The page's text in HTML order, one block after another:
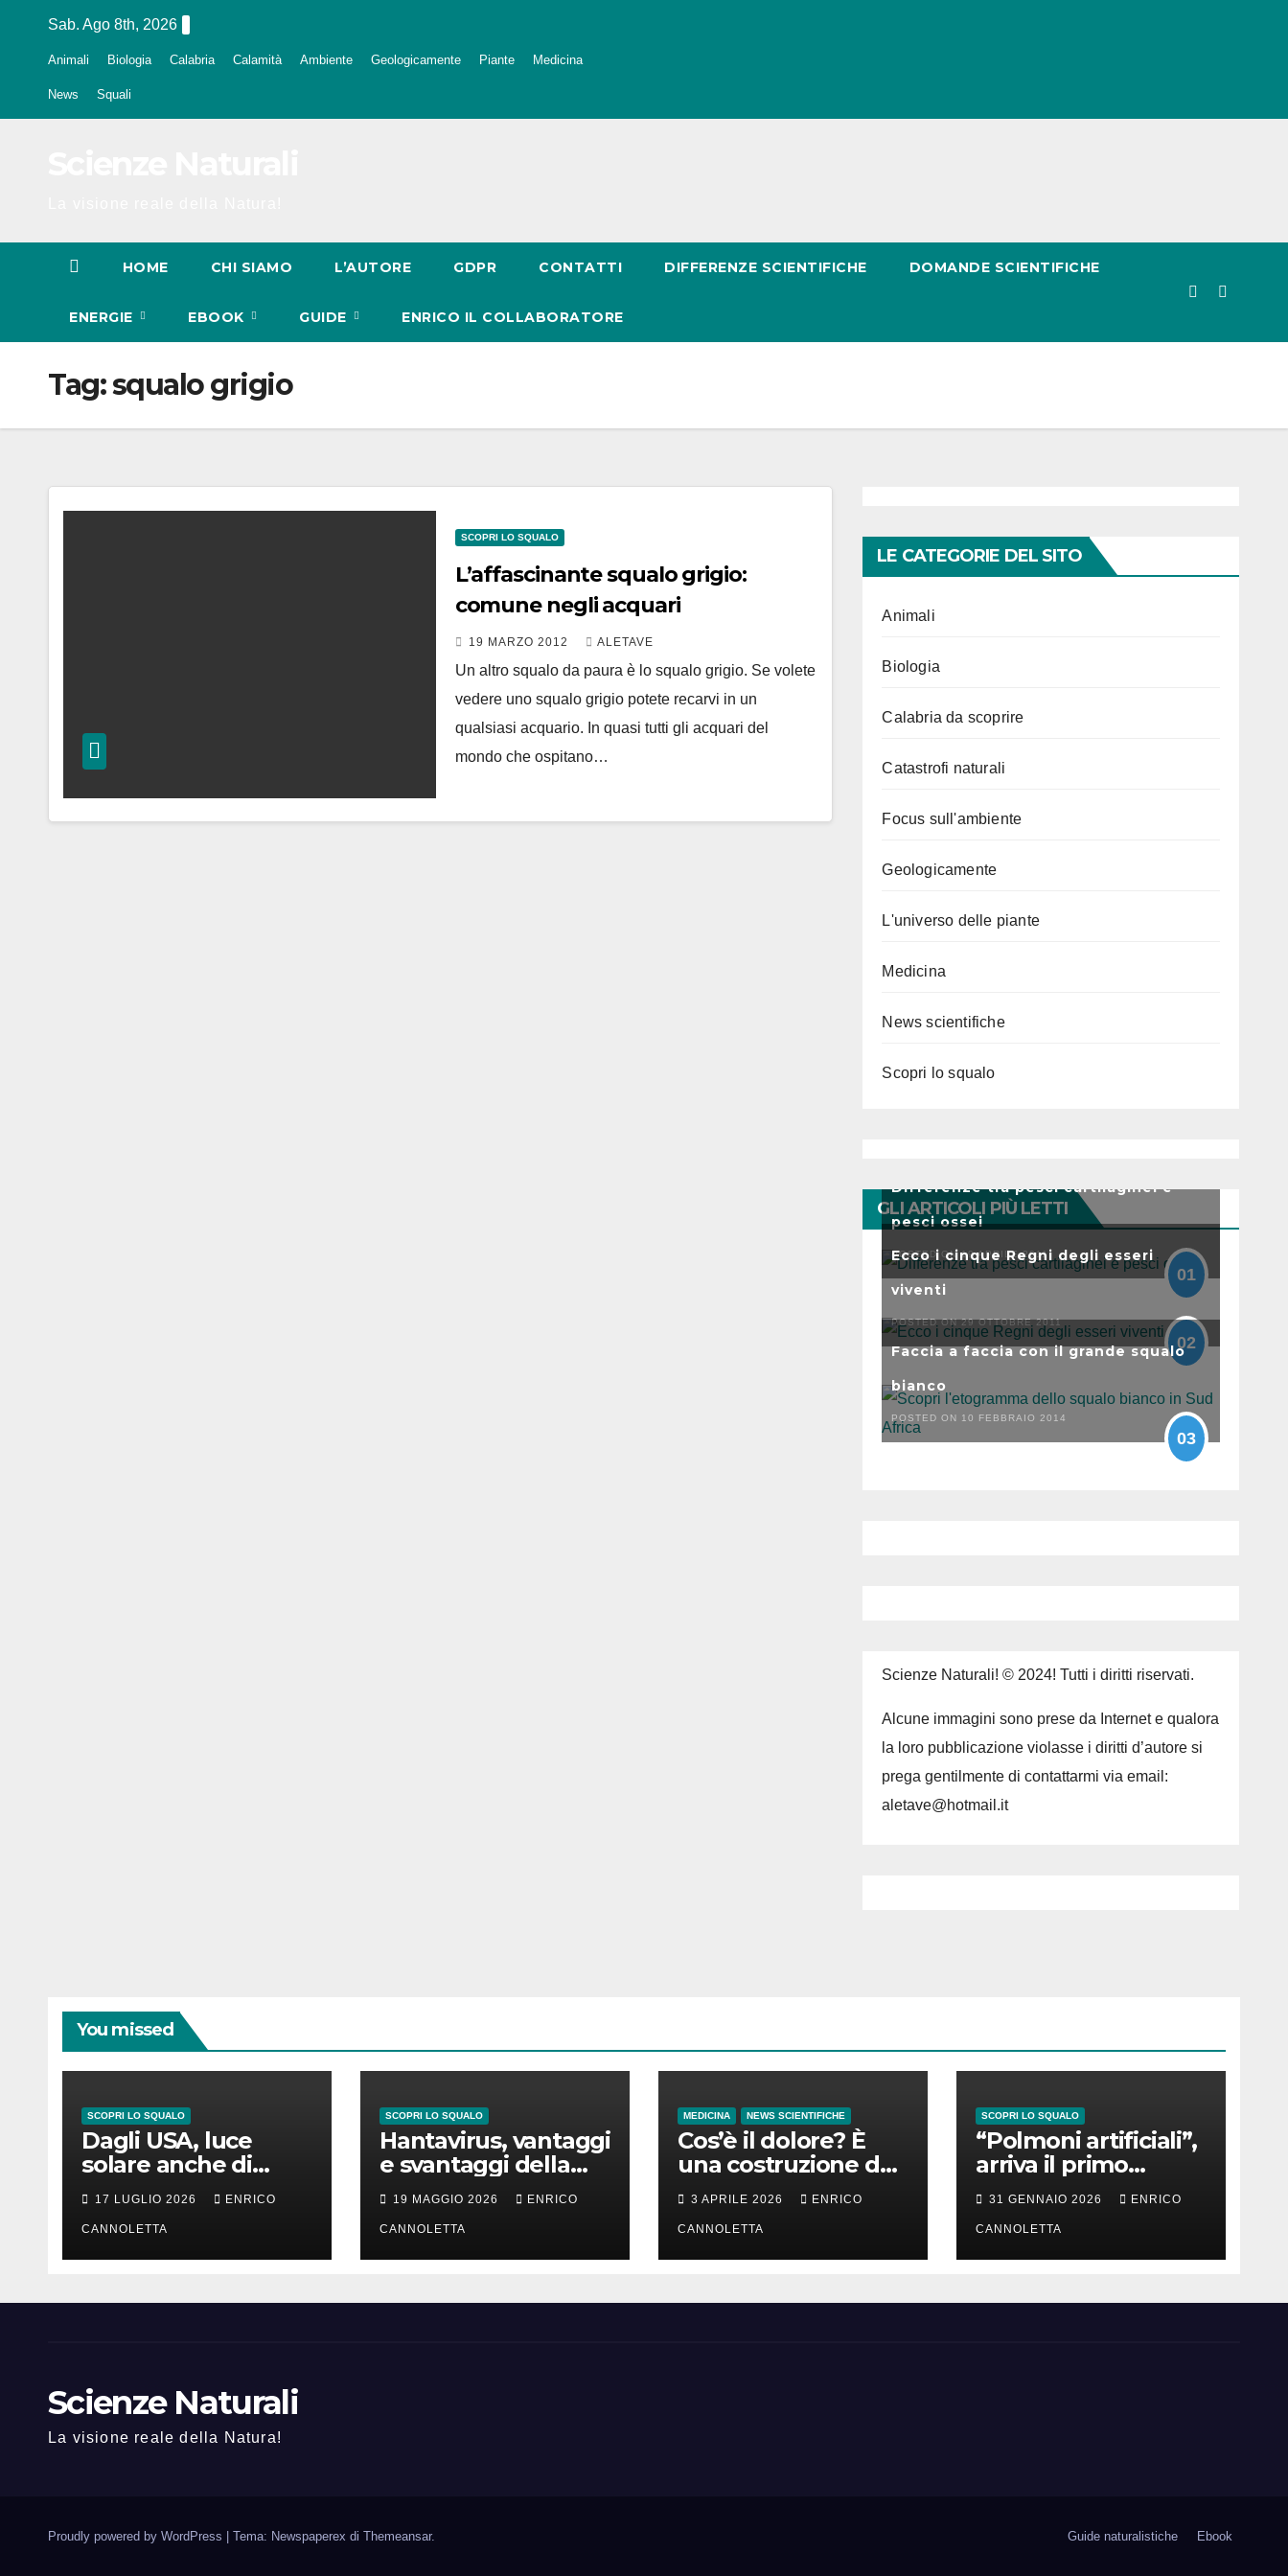
Sab. Ago 8th, 2026
Animali Biologia Calabria Calamità Ambiente Geologicamente Piante Medicina
News Squali
HOME CHI SIAMO L’AUTORE GDPR CONTATTI DIFFERENZE SCIENTIFICHE DOMANDE SCIENTIFICHE
ENERGIE EBOOK GUIDE ENRICO IL COLLABORATORE
Tag:squalo grigio
SCOPRI LO SQUALO
L’affascinante squalo grigio:
comune negli acquari
19 MARZO 2012 ALETAVE
Un altro squalo da paura è lo squalo grigio. Se volete
vedere uno squalo grigio potete recarvi in un
qualsiasi acquario. In quasi tutti gli acquari del
mondo che ospitano…
LE CATEGORIE DEL SITO
Animali
Biologia
Calabria da scoprire
Catastrofi naturali
Focus sull'ambiente
Geologicamente
L'universo delle piante
Medicina
News scientifiche
Scopri lo squalo
GLI ARTICOLI PIÙ LETTI
Differenze tra pesci cartilaginei e
pesci ossei
POSTED ON 19 APRILE 2011
01
Ecco i cinque Regni degli esseri
viventi
POSTED ON 29 OTTOBRE 2011
02
Faccia a faccia con il grande squalo
bianco
POSTED ON 10 FEBBRAIO 2014
03
Scienze Naturali! © 2024! Tutti i diritti riservati.
Alcune immagini sono prese da Internet e qualora
la loro pubblicazione violasse i diritti d’autore si
prega gentilmente di contattarmi via email:
aletave@hotmail.it
You missed
SCOPRI LO SQUALO
Dagli USA, luce
solare anche di
notte
17 LUGLIO 2026 ENRICO
CANNOLETTA
SCOPRI LO SQUALO
Hantavirus, vantaggi
e svantaggi della
lunga incubazione
19 MAGGIO 2026 ENRICO
CANNOLETTA
MEDICINA NEWS SCIENTIFICHE
Cos’è il dolore? È
una costruzione del
cervello
3 APRILE 2026 ENRICO
CANNOLETTA
SCOPRI LO SQUALO
“Polmoni artificiali”,
arriva il primo
successo
31 GENNAIO 2026 ENRICO
CANNOLETTA
Scienze Naturali
La visione reale della Natura!
Proudly powered by WordPress | Tema: Newspaperex di Themeansar. Guide naturalistiche Ebook